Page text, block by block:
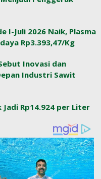
I-Juli 2026 Naik, Plasma
Rp3.393,47/Kg
Inovasi dan
Industri Sawit
Jadi Rp14.924 per Liter